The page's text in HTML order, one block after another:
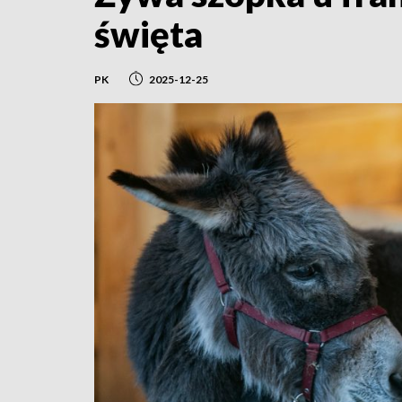
święta
PK 2025-12-25